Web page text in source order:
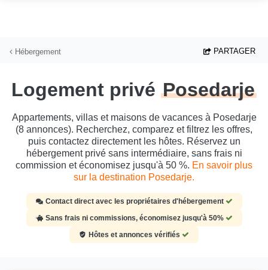
Hébergement PARTAGER
Logement privé Posedarje
Appartements, villas et maisons de vacances à Posedarje
(8 annonces). Recherchez, comparez et filtrez les offres,
puis contactez directement les hôtes. Réservez un
hébergement privé sans intermédiaire, sans frais ni
commission et économisez jusqu'à 50 %. En savoir plus
sur la destination Posedarje.
Contact direct avec les propriétaires d'hébergement
Sans frais ni commissions, économisez jusqu'à 50%
Hôtes et annonces vérifiés